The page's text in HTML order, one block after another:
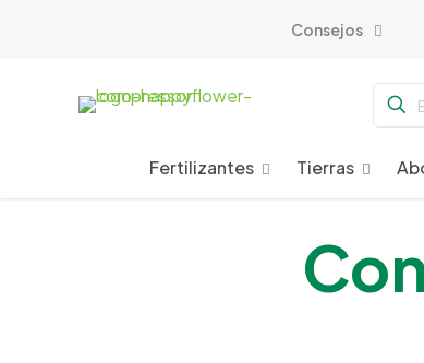
Consejos
Fertilizantes Tierras